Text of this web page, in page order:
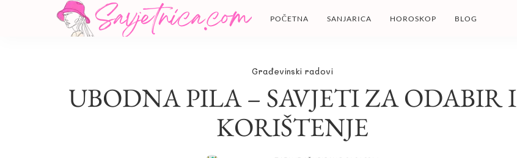
POČETNA SANJARICA HOROSKOP BLOG
Građevinski radovi
UBODNA PILA – SAVJETI ZA ODABIR I
KORIŠTENJE